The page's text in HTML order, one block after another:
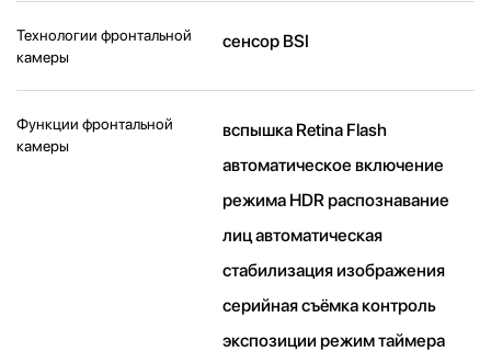
Технологии фронтальной
камеры
сенсор BSI
Функции фронтальной
камеры
вспышка Retina Flash
автоматическое включение
режима HDR распознавание
лиц автоматическая
стабилизация изображения
серийная съëмка контроль
экспозиции режим таймера